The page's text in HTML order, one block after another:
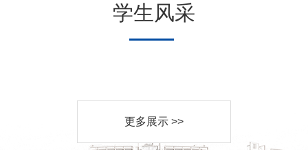
学生风采
更多展示 >>